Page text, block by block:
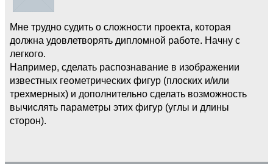
Мне трудно судить о сложности проекта, которая
должна удовлетворять дипломной работе. Начну с
легкого.
Например, сделать распознавание в изображении
известных геометрических фигур (плоских и/или
трехмерных) и дополнительно сделать возможность
вычислять параметры этих фигур (углы и длины
сторон).